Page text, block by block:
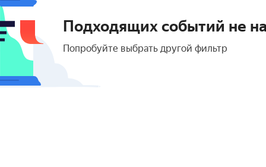
Подходящих событий не
Попробуйте выбрать другой фильтр